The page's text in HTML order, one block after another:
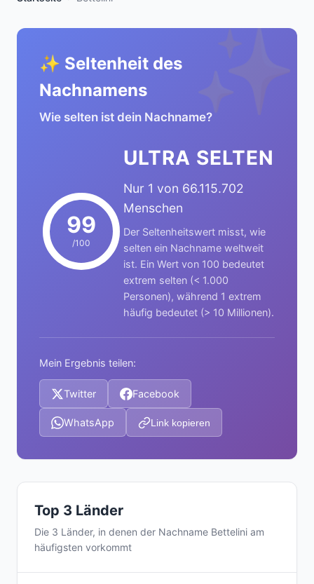
✨
✨ Seltenheit des
Nachnamens
Wie selten ist dein Nachname?
99
/100
ULTRA SELTEN
Nur 1 von 66.115.702
Menschen
Der Seltenheitswert misst, wie
selten ein Nachname weltweit
ist. Ein Wert von 100 bedeutet
extrem selten (< 1.000
Personen), während 1 extrem
häufig bedeutet (> 10 Millionen).
Mein Ergebnis teilen:
Twitter Facebook
WhatsApp Link kopieren
Top 3 Länder
Die 3 Länder, in denen der Nachname Bettelini am
häufigsten vorkommt